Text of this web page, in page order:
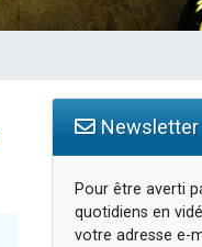
Newsletter
Pour être averti
quotidiens en
votre adresse e-